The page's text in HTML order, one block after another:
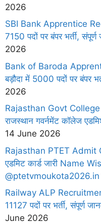
2026
SBI Bank Apprentice
7150 पदों पर बंपर भर्ती,
2026
Bank of Baroda
बड़ौदा में 5000 पदों पर बंपर
2026
Rajasthan Govt
राजस्थान गवर्नमेंट कॉलेज
14 June 2026
Rajasthan PTET Admit
एडमिट कार्ड जारी Name
@ptetvmoukota2026.in
Railway ALP
11127 पदों पर भर्ती, संपूर्ण
June 2026